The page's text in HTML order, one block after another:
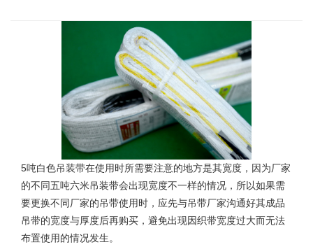
5吨白色吊装带在使用时所需要注意的地方是其宽度，因为厂家
的不同五吨六米吊装带会出现宽度不一样的情况，所以如果需
要更换不同厂家的吊带使用时，应先与吊带厂家沟通好其成品
吊带的宽度与厚度后再购买，避免出现因织带宽度过大而无法
布置使用的情况发生。